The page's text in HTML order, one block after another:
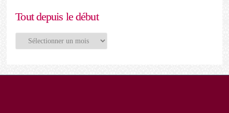
Tout depuis le début